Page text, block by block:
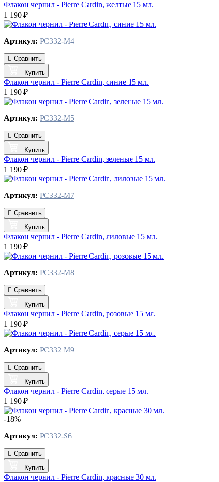
Флакон чернил - Pierre Cardin, желтые 15 мл.
1 190 ₽
Артикул: PC332-M4
Сравнить
Купить
Флакон чернил - Pierre Cardin, синие 15 мл.
1 190 ₽
Артикул: PC332-M5
Сравнить
Купить
Флакон чернил - Pierre Cardin, зеленые 15 мл.
1 190 ₽
Артикул: PC332-M7
Сравнить
Купить
Флакон чернил - Pierre Cardin, лиловые 15 мл.
1 190 ₽
Артикул: PC332-M8
Сравнить
Купить
Флакон чернил - Pierre Cardin, розовые 15 мл.
1 190 ₽
Артикул: PC332-M9
Сравнить
Купить
Флакон чернил - Pierre Cardin, серые 15 мл.
1 190 ₽
-18%
Артикул: PC332-S6
Сравнить
Купить
Флакон чернил - Pierre Cardin, красные 30 мл.